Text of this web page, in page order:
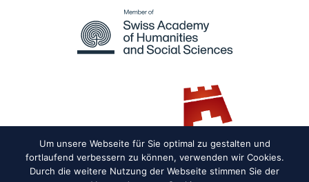
Um unsere Webseite für Sie optimal zu gestalten und
fortlaufend verbessern zu können, verwenden wir Cookies.
Durch die weitere Nutzung der Webseite stimmen Sie der